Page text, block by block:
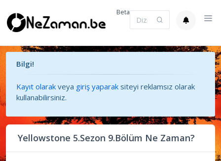
Beta
Bilgi!
Kayıt olarak veya giriş yaparak siteyi reklamsız olarak
kullanabilirsiniz.
Yellowstone 5.Sezon 9.Bölüm Ne Zaman?